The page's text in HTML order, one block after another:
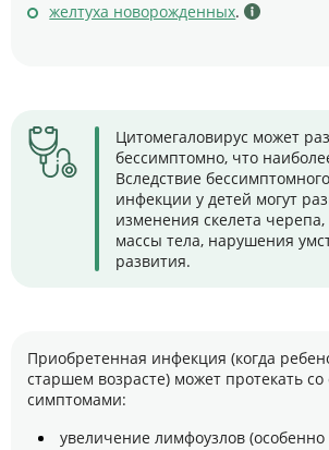
желтуха новорожденных.
Цитомегаловирус может
бессимптомно, что
Вследствие
инфекции у детей могут
изменения скелета черепа,
массы тела, нарушения
развития.
Приобретенная инфекция (когда
старшем возрасте) может протекать
симптомами:
увеличение лимфоузлов